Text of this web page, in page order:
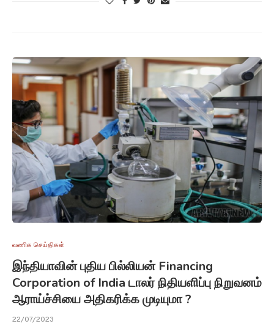
வணிக செய்திகள்
இந்தியாவின் புதிய பில்லியன் Financing
Corporation of India டாலர் நிதியளிப்பு நிறுவனம்
ஆராய்ச்சியை அதிகரிக்க முடியுமா ?
22/07/2023